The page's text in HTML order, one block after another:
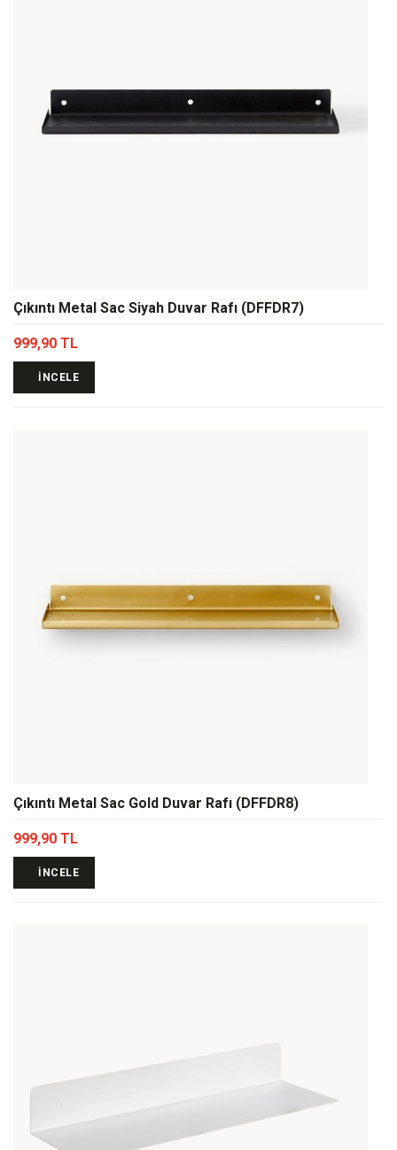
Çıkıntı Metal Sac Siyah Duvar Rafı (DFFDR7)
999,90 TL
İNCELE
Çıkıntı Metal Sac Gold Duvar Rafı (DFFDR8)
999,90 TL
İNCELE